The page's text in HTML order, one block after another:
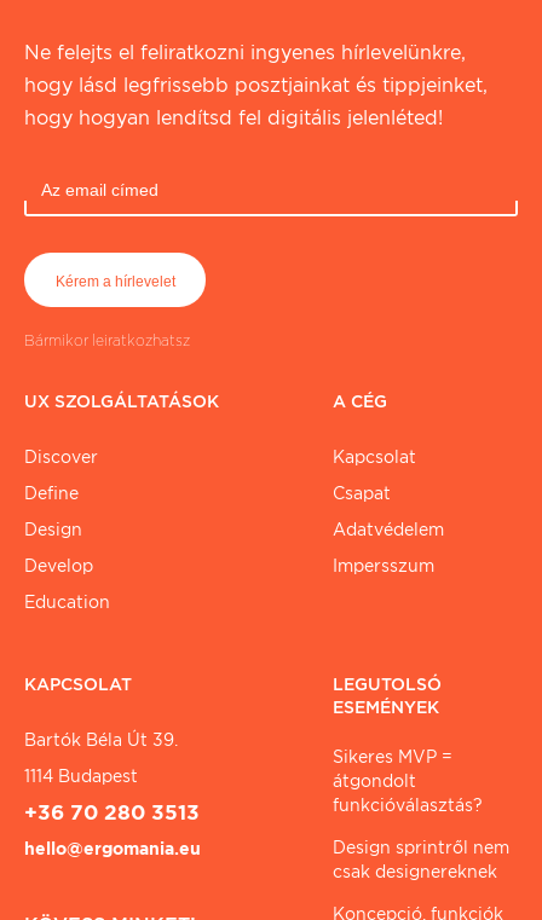
Ne felejts el feliratkozni ingyenes hírlevelünkre,
hogy lásd legfrissebb posztjainkat és tippjeinket,
hogy hogyan lendítsd fel digitális jelenléted!
Bármikor leiratkozhatsz
UX SZOLGÁLTATÁSOK
Discover
Define
Design
Develop
Education
A CÉG
Kapcsolat
Csapat
Adatvédelem
Impersszum
KAPCSOLAT
Bartók Béla Út 39.
1114 Budapest
+36 70 280 3513
hello@ergomania.eu
LEGUTOLSÓ
ESEMÉNYEK
Sikeres MVP =
átgondolt
funkcióválasztás?
Design sprintről nem
csak designereknek
Koncepció, funkciók